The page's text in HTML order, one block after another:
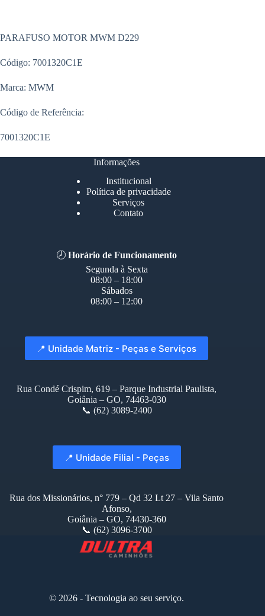
PARAFUSO MOTOR MWM D229
Código: 7001320C1E
Marca: MWM
Código de Referência:
7001320C1E
Informações
Institucional
Política de privacidade
Serviços
Contato
🕗Horário de Funcionamento
Segunda à Sexta
08:00 – 18:00
Sábados
08:00 – 12:00
📍 Unidade Matriz - Peças e Serviços
Rua Condé Crispim, 619 – Parque Industrial Paulista,
Goiânia – GO, 74463-030
📞 (62) 3089-2400
📍 Unidade Filial - Peças
Rua dos Missionários, n° 779 – Qd 32 Lt 27 – Vila Santo
Afonso,
Goiânia – GO, 74430-360
📞 (62) 3096-3700
© 2026 - Tecnologia ao seu serviço.